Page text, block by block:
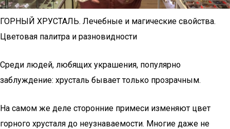
ГОРНЫЙ ХРУСТАЛЬ. Лечебные и магические свойства.
Цветовая палитра и разновидности
Среди людей, любящих украшения, популярно
заблуждение: хрусталь бывает только прозрачным.
На самом же деле сторонние примеси изменяют цвет
горного хрусталя до неузнаваемости. Многие даже не